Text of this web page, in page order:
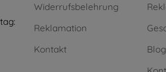
Widerrufsbelehrung
Reklamation
Kontakt
Blog